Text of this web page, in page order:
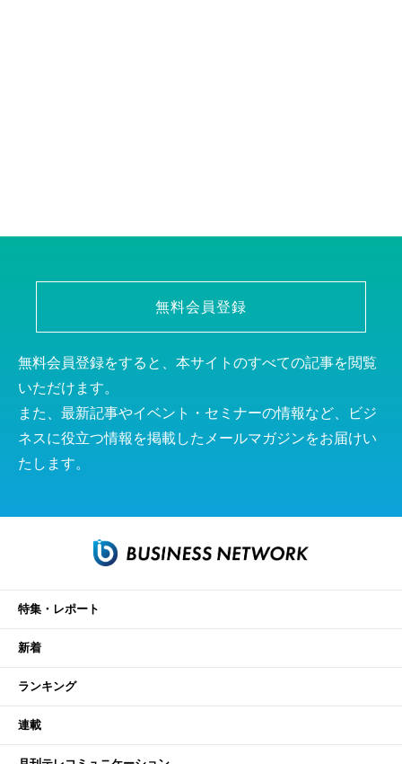
無料会員登録
無料会員登録をすると、本サイトのすべての記事を閲覧
いただけます。
また、最新記事やイベント・セミナーの情報など、ビジ
ネスに役立つ情報を掲載したメールマガジンをお届けい
たします。
特集・レポート
新着
ランキング
連載